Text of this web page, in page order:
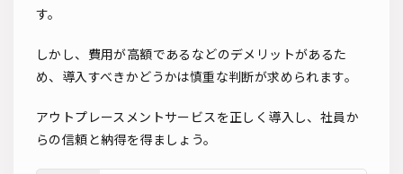
す。
しかし、費用が高額であるなどのデメリットがあるた
め、導入すべきかどうかは慎重な判断が求められます。
アウトプレースメントサービスを正しく導入し、社員か
らの信頼と納得を得ましょう。